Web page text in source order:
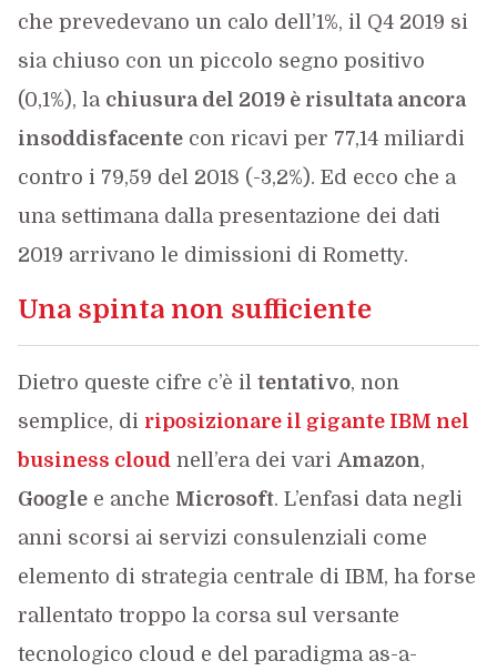
che prevedevano un calo dell’1%, il Q4 2019 si
sia chiuso con un piccolo segno positivo
(0,1%), la chiusura del 2019 è risultata ancora
insoddisfacentecon ricavi per 77,14 miliardi
contro i 79,59 del 2018 (-3,2%). Ed ecco che a
una settimana dalla presentazione dei dati
2019 arrivano le dimissioni di Rometty.
Una spinta non sufficiente
Dietro queste cifre c’è il tentativo, non
semplice, di riposizionare il gigante IBM nel
business cloudnell’era dei vari Amazon,
Googlee anche Microsoft. L’enfasi data negli
anni scorsi ai servizi consulenziali come
elemento di strategia centrale di IBM, ha forse
rallentato troppo la corsa sul versante
tecnologico cloud e del paradigma as-a-